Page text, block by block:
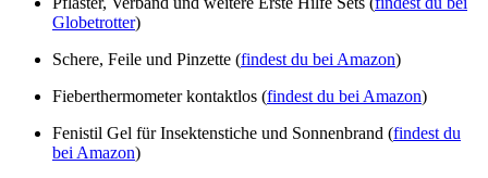
Globetrotter)
Schere, Feile und Pinzette (findest du bei Amazon)
Fieberthermometer kontaktlos (findest du bei Amazon)
Fenistil Gel für Insektenstiche und Sonnenbrand (findest du
bei Amazon)